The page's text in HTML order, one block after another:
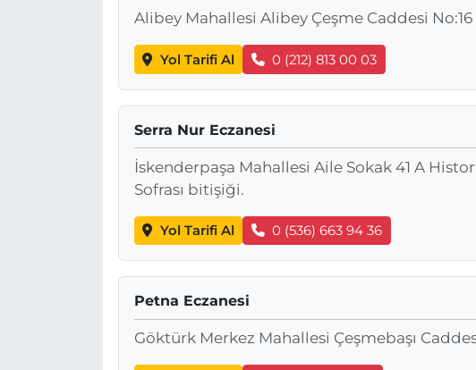
Alibey Mahallesi Alibey Çeşme Caddesi No:16
Yol Tarifi Al 0 (212) 813 00 03
Serra Nur Eczanesi
İskenderpaşa Mahallesi Aile Sokak 41 A
Sofrası bitişiği.
Yol Tarifi Al 0 (536) 663 94 36
Petna Eczanesi
Göktürk Merkez Mahallesi Çeşmebaşı